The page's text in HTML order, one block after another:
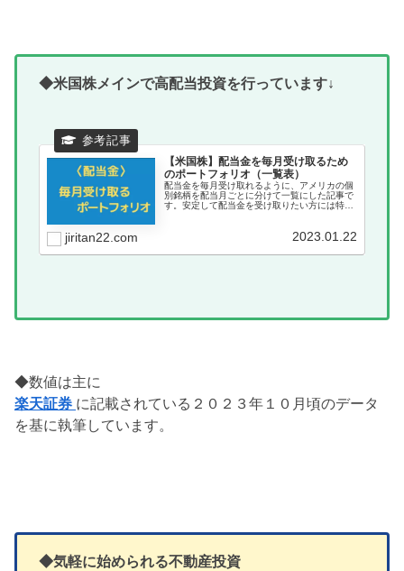
◆米国株メインで高配当投資を行っています↓
【米国株】配当金を毎月受け取るため
のポートフォリオ（一覧表）
配当金を毎月受け取れるように、アメリカの個
別銘柄を配当月ごとに分けて一覧にした記事で
す。安定して配当金を受け取りたい方には特に
jiritan22.com 2023.01.22
◆数値は主に
楽天証券 に記載されている２０２３年１０月頃のデータ
を基に執筆しています。
◆気軽に始められる不動産投資